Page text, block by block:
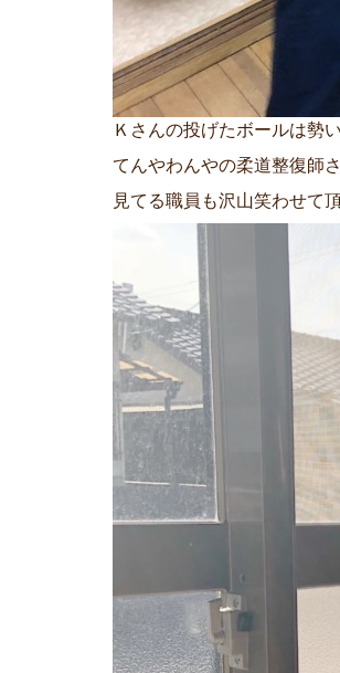
Ｋさんの投げたボールは勢
てんやわんやの柔道整復師
見てる職員も沢山笑わせて